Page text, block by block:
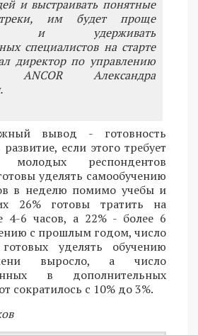
и выстраивать понятные
им будет проще
и удерживать
специалистов на старте
директор по управлению
ANCOR Александра
вывод - готовность
если этого требует
молодых респондентов
уделять самообучению
в неделю помимо учебы и
26% готовы тратить на
4-6 часов, а 22% - более 6
с прошлым годом, число
уделять обучению
выросло, а число
в дополнительных
сократилось с 10% до 3%.